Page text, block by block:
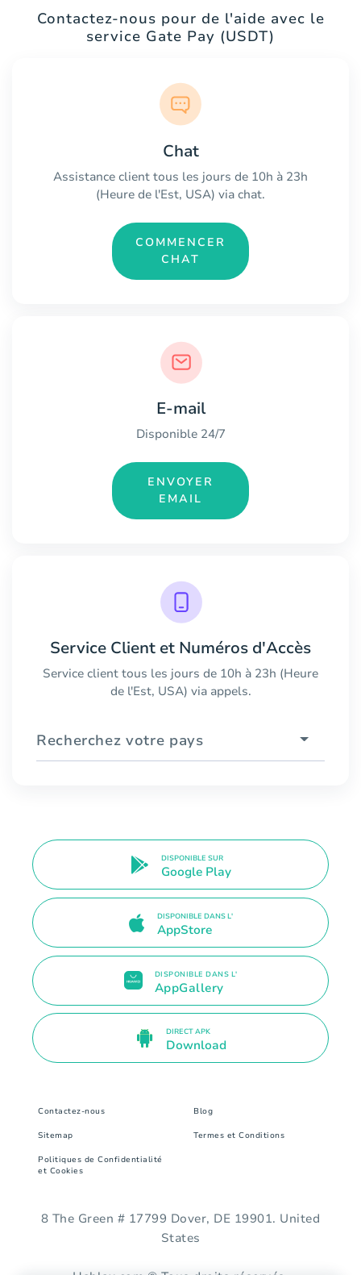
Contactez-nous pour de l'aide avec le
service Gate Pay (USDT)
Chat
Assistance client tous les jours de 10h à 23h
(Heure de l'Est, USA) via chat.
COMMENCER
CHAT
E-mail
Disponible 24/7
ENVOYER
EMAIL
Service Client et Numéros d'Accès
Service client tous les jours de 10h à 23h (Heure
de l'Est, USA) via appels.
Recherchez votre pays
DISPONIBLE SUR
Google Play
DISPONIBLE DANS L'
AppStore
DISPONIBLE DANS L'
AppGallery
DIRECT APK
Download
Contactez-nous Blog
Sitemap Termes et Conditions
Politiques de Confidentialité
et Cookies
8 The Green # 17799 Dover, DE 19901. United
States